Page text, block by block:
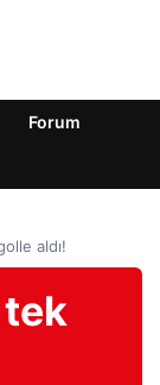
Forum
aldı!